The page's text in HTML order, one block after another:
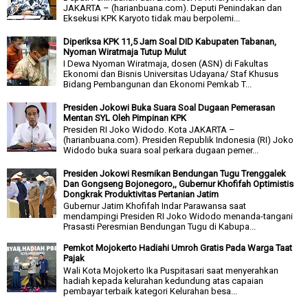
JAKARTA – (harianbuana.com). Deputi Penindakan dan
Eksekusi KPK Karyoto tidak mau berpolemi...
Diperiksa KPK 11,5 Jam Soal DID Kabupaten Tabanan,
Nyoman Wiratmaja Tutup Mulut
I Dewa Nyoman Wiratmaja, dosen (ASN) di Fakultas
Ekonomi dan Bisnis Universitas Udayana/ Staf Khusus
Bidang Pembangunan dan Ekonomi Pemkab T...
Presiden Jokowi Buka Suara Soal Dugaan Pemerasan
Mentan SYL Oleh Pimpinan KPK
Presiden RI Joko Widodo. Kota JAKARTA –
(harianbuana.com). Presiden Republik Indonesia (RI) Joko
Widodo buka suara soal perkara dugaan pemer...
Presiden Jokowi Resmikan Bendungan Tugu Trenggalek
Dan Gongseng Bojonegoro,, Gubernur Khofifah Optimistis
Dongkrak Produktivitas Pertanian Jatim
Gubernur Jatim Khofifah Indar Parawansa saat
mendampingi Presiden RI Joko Widodo menanda-tangani
Prasasti Peresmian Bendungan Tugu di Kabupa...
Pemkot Mojokerto Hadiahi Umroh Gratis Pada Warga Taat
Pajak
Wali Kota Mojokerto Ika Puspitasari saat menyerahkan
hadiah kepada kelurahan kedundung atas capaian
pembayar terbaik kategori Kelurahan besa...